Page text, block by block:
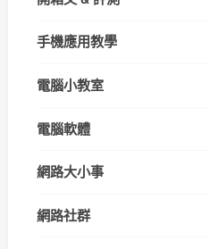
手機應用教學
電腦小教室
電腦軟體
網路大小事
網路社群